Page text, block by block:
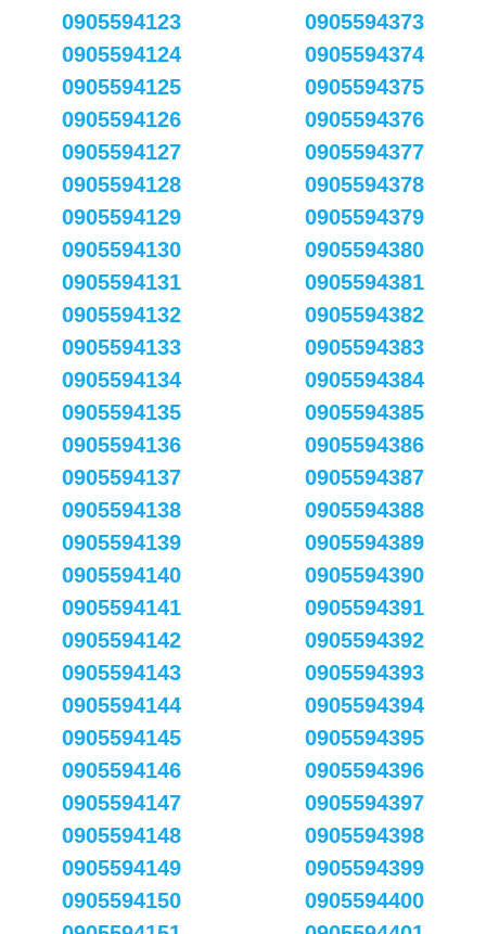
0905594123
0905594124
0905594125
0905594126
0905594127
0905594128
0905594129
0905594130
0905594131
0905594132
0905594133
0905594134
0905594135
0905594136
0905594137
0905594138
0905594139
0905594140
0905594141
0905594142
0905594143
0905594144
0905594145
0905594146
0905594147
0905594148
0905594149
0905594150
0905594373
0905594374
0905594375
0905594376
0905594377
0905594378
0905594379
0905594380
0905594381
0905594382
0905594383
0905594384
0905594385
0905594386
0905594387
0905594388
0905594389
0905594390
0905594391
0905594392
0905594393
0905594394
0905594395
0905594396
0905594397
0905594398
0905594399
0905594400